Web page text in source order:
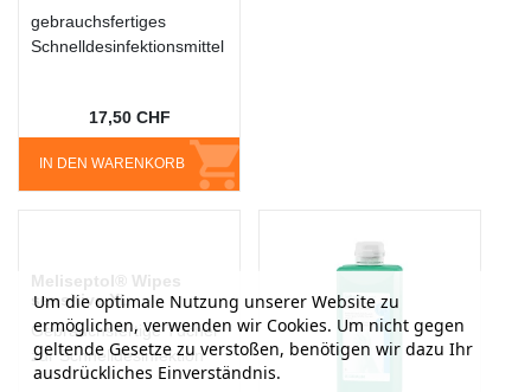
gebrauchsfertiges
Schnelldesinfektionsmittel
IN DEN WARENKORB
17,50 CHF
Meliseptol® Wipes
sensitive XL
Gebrauchsfertige Tücher
zur Schnelldesinfektion
Um die optimale Nutzung unserer Website zu
ermöglichen, verwenden wir Cookies. Um nicht gegen
geltende Gesetze zu verstoßen, benötigen wir dazu Ihr
ausdrückliches Einverständnis.